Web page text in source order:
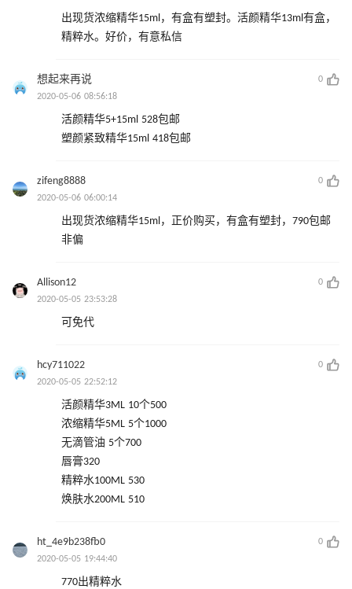
出现货浓缩精华15ml，有盒有塑封。活颜精华13ml有盒，
精粹水。好价，有意私信
想起来再说
0
2020-05-06 08:56:18
活颜精华5+15ml 528包邮
塑颜紧致精华15ml 418包邮
zifeng8888
0
2020-05-06 06:00:14
出现货浓缩精华15ml，正价购买，有盒有塑封，790包邮
非偏
Allison12
0
2020-05-05 23:53:28
可免代
hcy711022
0
2020-05-05 22:52:12
活颜精华3ML 10个500
浓缩精华5ML 5个1000
无滴管油 5个700
唇膏320
精粹水100ML 530
焕肤水200ML 510
ht_4e9b238fb0
0
2020-05-05 19:44:40
770出精粹水